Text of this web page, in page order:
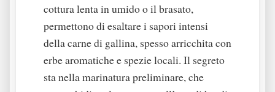
cottura lenta in umido o il brasato,
permettono di esaltare i sapori intensi
della carne di gallina, spesso arricchita con
erbe aromatiche e spezie locali. Il segreto
sta nella marinatura preliminare, che